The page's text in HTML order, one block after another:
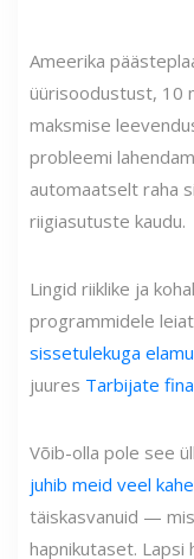
Ameerika
üürisoodustust, 10
maksmise
probleemi
automaatselt raha
riigiasutuste kaudu.
Lingid riiklike ja
programmidele
sissetulekuga
juures Tarbijate
Võib-olla pole see
juhib meid veel
​​täiskasvanuid —
hapnikutaset. Lapsi